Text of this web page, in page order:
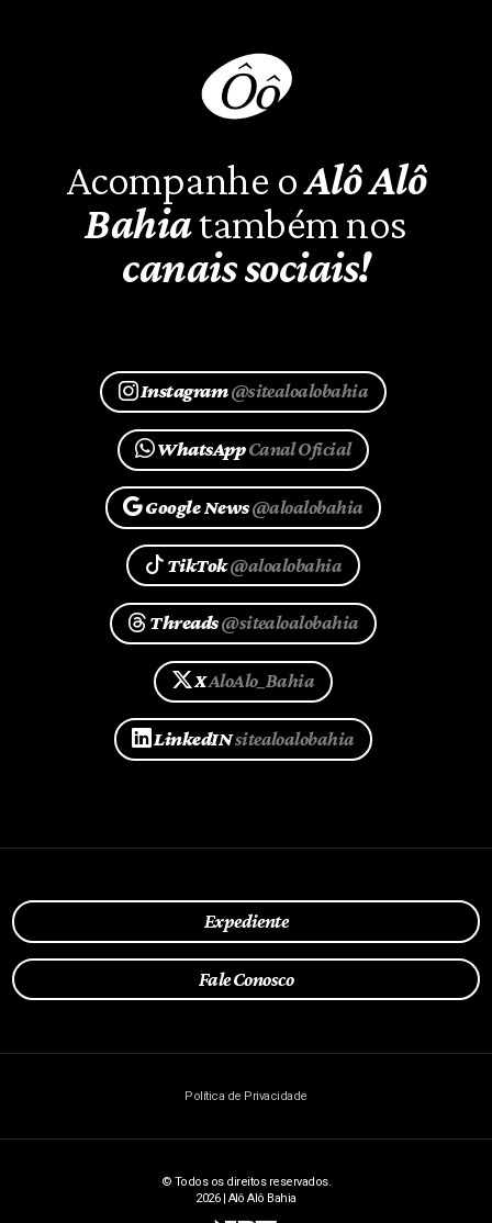
Acompanhe oAlô Alô
Bahiatambém nos
canais sociais!
Instagram@sitealoalobahia
WhatsAppCanal Oficial
Google News@aloalobahia
TikTok@aloalobahia
Threads@sitealoalobahia
XAloAlo_Bahia
LinkedINsitealoalobahia
Expediente
Fale Conosco
Política de Privacidade
© Todos os direitos reservados.
2026 | Alô Alô Bahia